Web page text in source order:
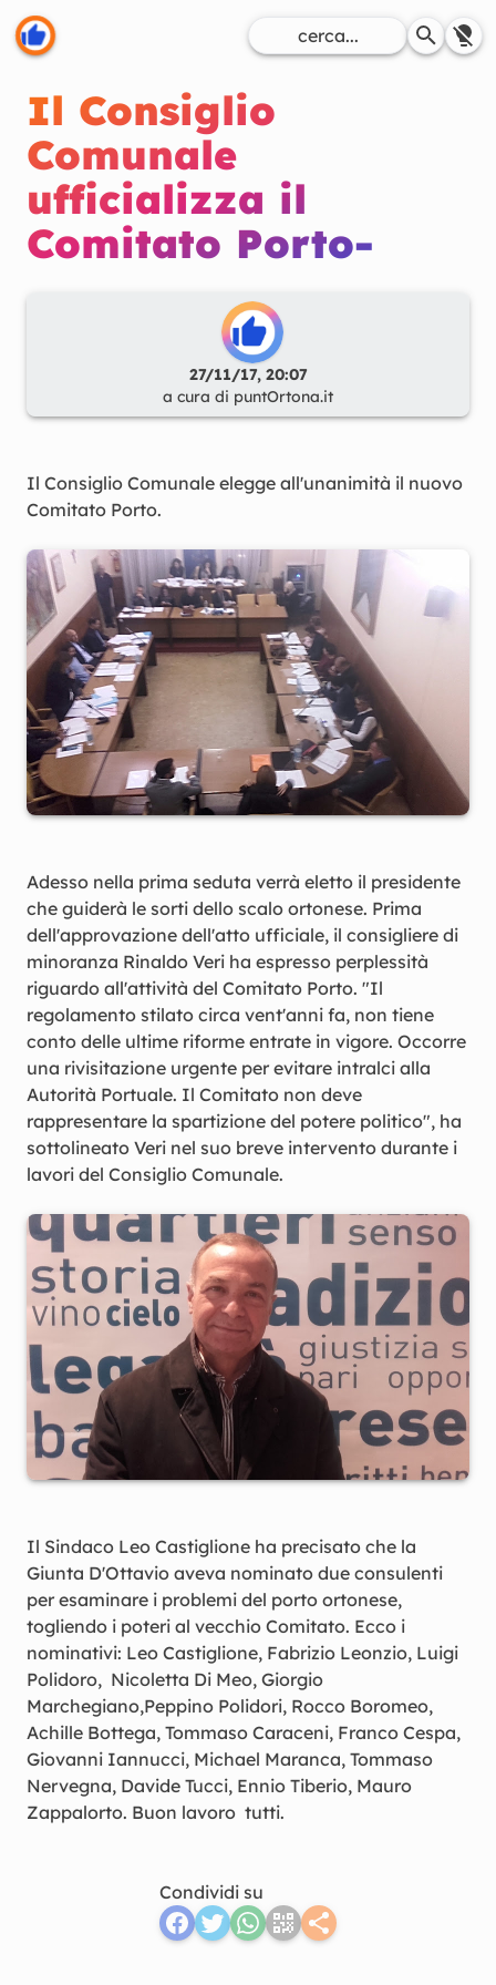
Il Consiglio
Comunale
ufficializza il
Comitato Porto-
27/11/17, 20:07
a cura di puntOrtona.it
Il Consiglio Comunale elegge all'unanimità il nuovo
Comitato Porto.
Adesso nella prima seduta verrà eletto il presidente
che guiderà le sorti dello scalo ortonese. Prima
dell'approvazione dell'atto ufficiale, il consigliere di
minoranza Rinaldo Veri ha espresso perplessità
riguardo all'attività del Comitato Porto. "Il
regolamento stilato circa vent'anni fa, non tiene
conto delle ultime riforme entrate in vigore. Occorre
una rivisitazione urgente per evitare intralci alla
Autorità Portuale. Il Comitato non deve
rappresentare la spartizione del potere politico", ha
sottolineato Veri nel suo breve intervento durante i
lavori del Consiglio Comunale.
Il Sindaco Leo Castiglione ha precisato che la
Giunta D'Ottavio aveva nominato due consulenti
per esaminare i problemi del porto ortonese,
togliendo i poteri al vecchio Comitato. Ecco i
nominativi: Leo Castiglione, Fabrizio Leonzio, Luigi
Polidoro, Nicoletta Di Meo, Giorgio
Marchegiano,Peppino Polidori, Rocco Boromeo,
Achille Bottega, Tommaso Caraceni, Franco Cespa,
Giovanni Iannucci, Michael Maranca, Tommaso
Nervegna, Davide Tucci, Ennio Tiberio, Mauro
Zappalorto. Buon lavoro tutti.
Condividi su